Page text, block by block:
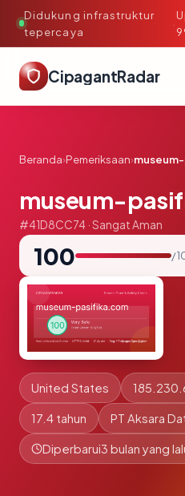
Didukung infrastruktur
tepercaya
·
CipagantRadar
Beranda›Pemeriksaan›
museum-
#41D8CC74 · Sangat Aman
100 /
United States
17.4 tahun PT Aksara
Diperbarui3 bulan yang